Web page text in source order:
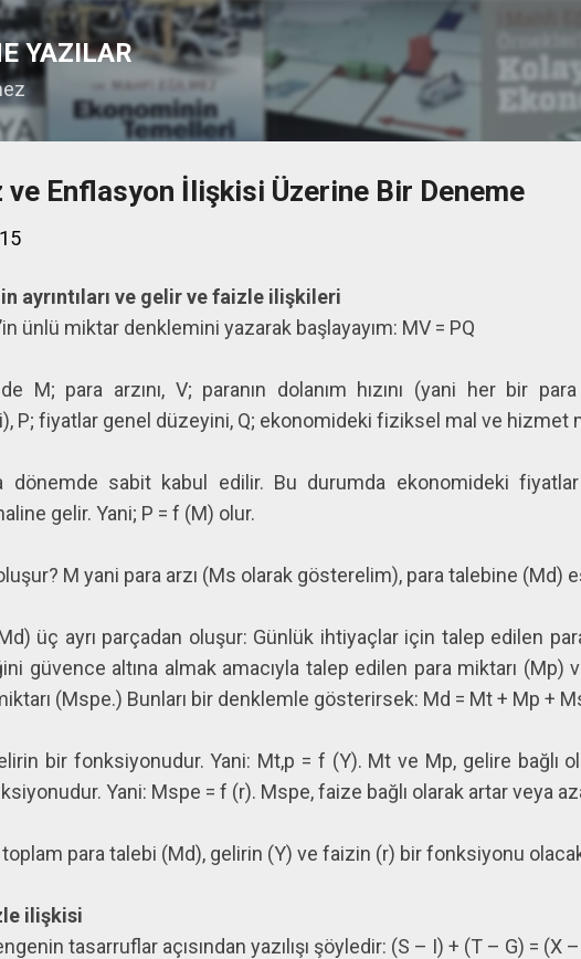
Ana içeriğe atla
YAZILAR
ve Enflasyon İlişkisi Üzerine Bir Deneme
ayrıntıları ve gelir ve faizle ilişkileri
ünlü miktar denklemini yazarak başlayayım: MV = PQ
M; para arzını, V; paranın dolanım hızını (yani her bir
P; fiyatlar genel düzeyini, Q; ekonomideki fiziksel mal ve hizmet
dönemde sabit kabul edilir. Bu durumda ekonomideki
gelir. Yani; P = f (M) olur.
M yani para arzı (Ms olarak gösterelim), para talebine (Md)
üç ayrı parçadan oluşur: Günlük ihtiyaçlar için talep edilen
güvence altına almak amacıyla talep edilen para miktarı
(Mspe.) Bunları bir denklemle gösterirsek: Md = Mt + Mp +
bir fonksiyonudur. Yani: Mt,p = f (Y). Mt ve Mp, gelire bağlı
Yani: Mspe = f (r). Mspe, faize bağlı olarak artar veya
para talebi (Md), gelirin (Y) ve faizin (r) bir fonksiyonu
ilişkisi
tasarruflar açısından yazılışı şöyledir: (S – I) + (T – G) = (X